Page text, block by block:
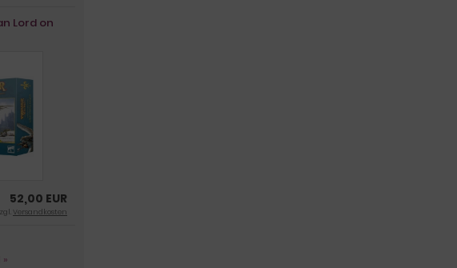
Lord on
52,00 EUR
Versandkosten